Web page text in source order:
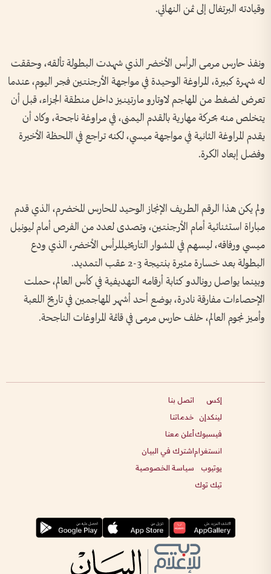
وقيادته البرتغال إلى ثمن النهائي.
ونفذ حارس مرمى الرأس الأخضر الذي شهدت البطولة تألقه، وحققت
له شهرة كبيرة، المراوغة الوحيدة في مواجهة الأرجنتين فجر اليوم، عندما
تعرض لضغط من المهاجم لاوتارو مارتينيز داخل منطقة الجزاء، قبل أن
يتخلص منه بحركة مهارية بالقدم اليمنى، في مراوغة ناجحة، وكاد أن
يقدم المراوغة الثانية في مواجهة ميسي، لكنه تراجع في اللحظة الأخيرة
وفضل إبعاد الكرة.
ولم يكن هذا الرقم الطريف الإنجاز الوحيد للحارس المخضرم، الذي قدم
مباراة استثنائية أمام الأرجنتين، وتصدى لعدد من الفرص أمام ليونيل
ميسي ورفاقه، ليسهم في المشوار التاريخيللرأس الأخضر، الذي ودع
البطولة بعد خسارة مثيرة بنتيجة 3-2 عقب التمديد.
وبينما يواصل رونالدو كتابة أرقامه التهديفية في كأس العالم، حملت
الإحصاءات مفارقة نادرة، بوضع أحد أشهر المهاجمين في تاريخ اللعبة
وأميز نجوم العالم، خلف حارس مرمى في قائمة المراوغات الناجحة.
إكس
لينكدإن
فيسبوك
انستغرام
يوتيوب
تيك توك
اتصل بنا
خدماتنا
أعلن معنا
اشترك في البيان
سياسة الخصوصية